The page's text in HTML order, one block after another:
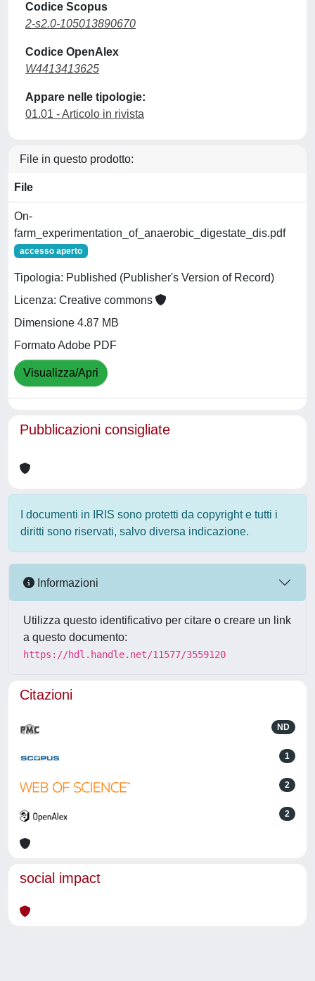
Codice Scopus
2-s2.0-105013890670
Codice OpenAlex
W4413413625
Appare nelle tipologie:
01.01 - Articolo in rivista
File in questo prodotto:
File
On-
farm_experimentation_of_anaerobic_digestate_dis.pdf
accesso aperto
Tipologia: Published (Publisher's Version of Record)
Licenza: Creative commons
Dimensione 4.87 MB
Formato Adobe PDF
Visualizza/Apri
Pubblicazioni consigliate
I documenti in IRIS sono protetti da copyright e tutti i
diritti sono riservati, salvo diversa indicazione.
Informazioni
Utilizza questo identificativo per citare o creare un link
a questo documento:
https://hdl.handle.net/11577/3559120
Citazioni
ND
1
2
2
social impact